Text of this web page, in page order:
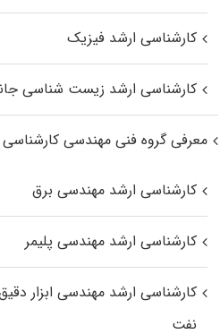
کارشناسی ارشد فیزیک
کارشناسی ارشد زیست‌ شناسی
معرفی گروه فنی مهندسی کارشناسی
کارشناسی ارشد مهندسی برق
کارشناسی ارشد مهندسی پلیمر
کارشناسی ارشد مهندسی ابزار
نفت